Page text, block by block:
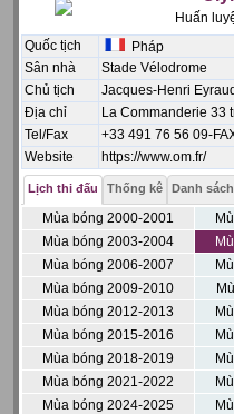
Huấn
Quốc tịch
Pháp
Sân nhà
Stade Vélodrome
Chủ tịch
Jacques-Henri Eyraud
Địa chỉ
La Commanderie 33
Tel/Fax
+33 491 76 56 09-
Website
https://www.om.fr/
Lịch thi đấu Thống kê Danh
Mùa bóng 2000-2001
Mùa bóng 2003-2004
Mùa bóng 2006-2007
Mùa bóng 2009-2010
Mùa bóng 2012-2013
Mùa bóng 2015-2016
Mùa bóng 2018-2019
Mùa bóng 2021-2022
Mùa bóng 2024-2025